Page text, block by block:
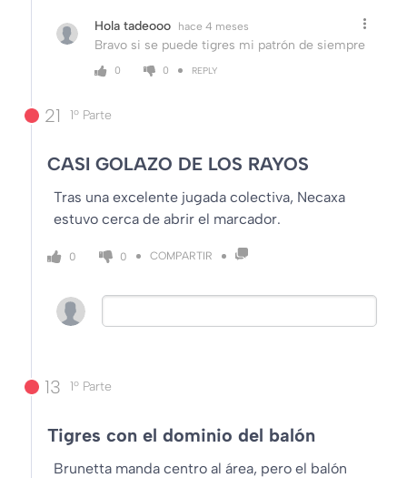
Hola tadeooo hace 4 meses
Bravo si se puede tigres mi patrón de siempre
0 0 REPLY
21 1º Parte
CASI GOLAZO DE LOS RAYOS
Tras una excelente jugada colectiva, Necaxa
estuvo cerca de abrir el marcador.
0 0 COMPARTIR
13 1º Parte
Tigres con el dominio del balón
Brunetta manda centro al área, pero el balón